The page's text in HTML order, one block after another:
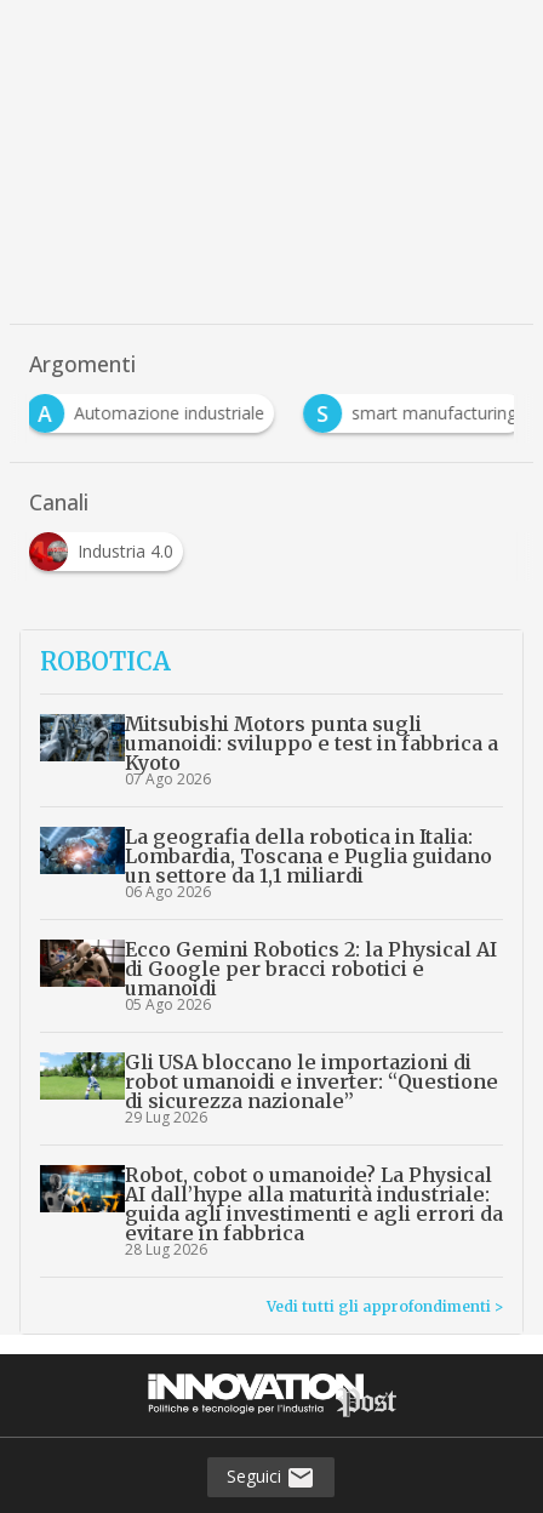
Argomenti
A
Automazione industriale S smart manufacturing
Canali
Industria 4.0
ROBOTICA
Mitsubishi Motors punta sugli
umanoidi: sviluppo e test in fabbrica a
Kyoto
07 Ago 2026
La geografia della robotica in Italia:
Lombardia, Toscana e Puglia guidano
un settore da 1,1 miliardi
06 Ago 2026
Ecco Gemini Robotics 2: la Physical AI
di Google per bracci robotici e
umanoidi
05 Ago 2026
Gli USA bloccano le importazioni di
robot umanoidi e inverter: “Questione
di sicurezza nazionale”
29 Lug 2026
Robot, cobot o umanoide? La Physical
AI dall’hype alla maturità industriale:
guida agli investimenti e agli errori da
evitare in fabbrica
28 Lug 2026
Vedi tutti gli approfondimenti >
Seguici